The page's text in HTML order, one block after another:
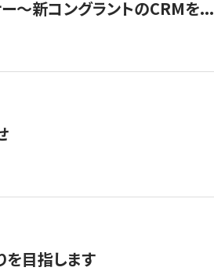
ー〜新コングラントのCRMを...
を目指します